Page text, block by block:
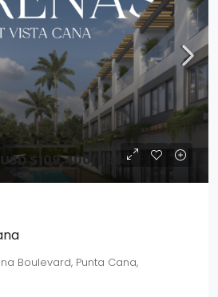
USD $109,400/Total
Boulevard, Punta Cana,